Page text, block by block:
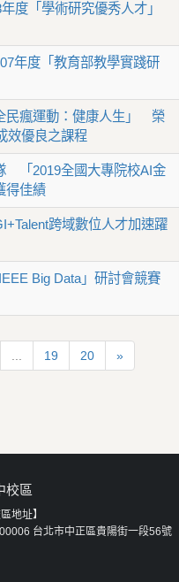
度「學術研究優秀人才」
年度「教育部教學實踐研
民瘋運動：健康人生」 榮
效優良之課程
「2019全國大專院校AI金
得佳績
跨域數位人才加速躍
Big Data」研討會競賽
19 20 »
校區
區地址】
台北市中正區貴陽街一段56號